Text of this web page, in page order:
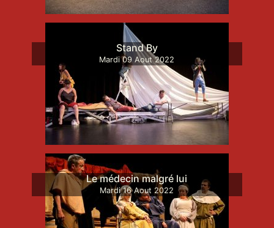
Stand By
Mardi 09 Aout 2022
Le médecin malgré lui
Mardi 16 Aout 2022